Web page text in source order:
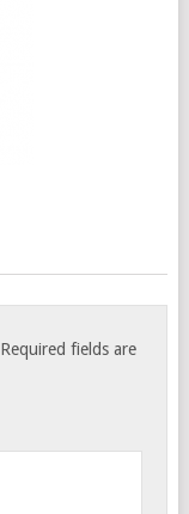
Required fields are